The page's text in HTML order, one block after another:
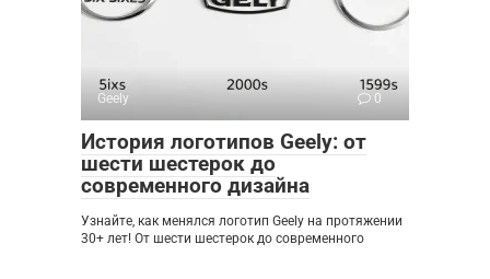
Geely 0
История логотипов Geely: от
шести шестерок до
современного дизайна
Узнайте, как менялся логотип Geely на протяжении
30+ лет! От шести шестерок до современного